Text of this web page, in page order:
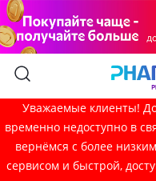
Уважаемые клиенты!
временно недоступно в
вернёмся с более
сервисом и быстрой,